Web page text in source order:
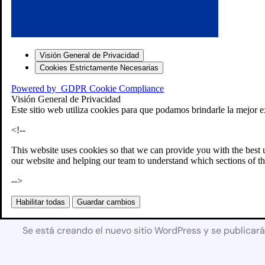
Próximamente
Se está creando el nuevo sitio WordPress y se
Visión General de Privacidad
Cookies Estrictamente Necesarias
Powered by GDPR Cookie Compliance
Visión General de Privacidad
Este sitio web utiliza cookies para que podamos brindarle la mejor
<!--
This website uses cookies so that we can provide you with the
our website and helping our team to understand which sections of
-->
Habilitar todas Guardar cambios